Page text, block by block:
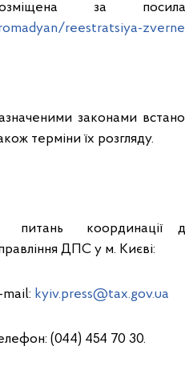
за
reestratsiya-
законами
терміни їх розгляду.
питань координації
ДПС у м. Києві:
mail: kyiv.press@tax.gov.ua
(044) 454 70 30.